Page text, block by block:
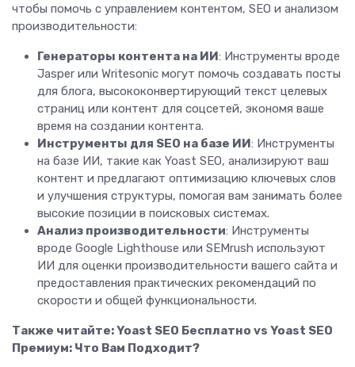
чтобы помочь с управлением контентом, SEO и анализом
производительности:
Генераторы контента на ИИ : Инструменты вроде
Jasper или Writesonic могут помочь создавать посты
для блога, высококонвертирующий текст целевых
страниц или контент для соцсетей, экономя ваше
время на создании контента.
Инструменты для SEO на базе ИИ : Инструменты
на базе ИИ, такие как Yoast SEO, анализируют ваш
контент и предлагают оптимизацию ключевых слов
и улучшения структуры, помогая вам занимать более
высокие позиции в поисковых системах.
Анализ производительности: Инструменты
вроде Google Lighthouse или SEMrush используют
ИИ для оценки производительности вашего сайта и
предоставления практических рекомендаций по
скорости и общей функциональности.
Также читайте:Yoast SEO Бесплатно vs Yoast SEO
Премиум: Что Вам Подходит?